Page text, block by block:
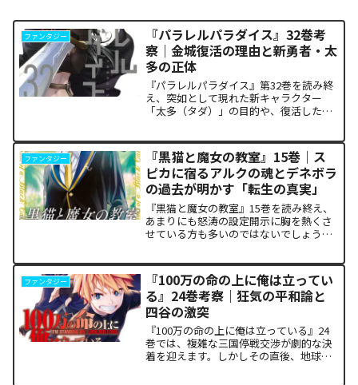
ファンタジー
『パラレルパラダイス』32巻考
察｜金城復活の理由と新勇者・太
多の正体
『パラレルパラダイス』第32巻を読み終
え、突如として現れた新キャラクター
「太多（タダ）」の目的や、復活した邪
あまりにも重く、今後の世界の行方が気
になっている方も多いはずで...
ファンタジー
『黒猫と魔女の教室』15巻｜ス
ピカに宿るアルクの魂とデネボラ
の過去が明かす「転生の真実」
『黒猫と魔女の教室』15巻を読み終え、
あまりにも怒涛の設定開示に胸を熱くさ
せている方も多いのではないでしょう
ドの裏側で、本作最大のミステリーであ
った「アルクの正体」と...
ファンタジー
『100万の命の上に俺は立ってい
る』24巻考察｜狂気の平和論と
四谷の激突
『100万の命の上に俺は立っている』24
巻では、複雑な三国停戦交渉が劇的な決
着を迎えます。しかしその直後、地球を